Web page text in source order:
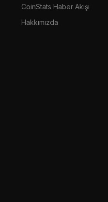
CoinStats Haber Akışı
Hakkımızda